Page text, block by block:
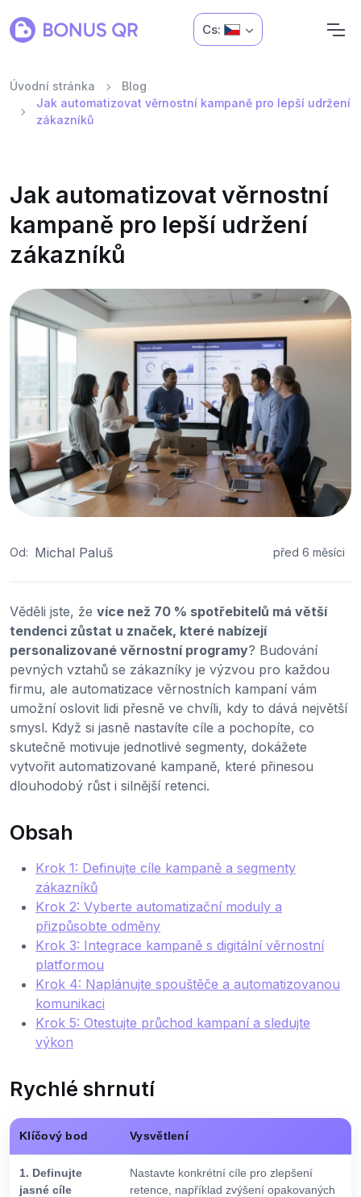
Cs:
Úvodní stránka
Blog
Jak automatizovat věrnostní kampaně pro lepší udržení
zákazníků
Jak automatizovat věrnostní
kampaně pro lepší udržení
zákazníků
Od: Michal Paluš před 6 měsíci
Věděli jste, že více než 70 % spotřebitelů má větší
tendenci zůstat u značek, které nabízejí
personalizované věrnostní programy? Budování
pevných vztahů se zákazníky je výzvou pro každou
firmu, ale automatizace věrnostních kampaní vám
umožní oslovit lidi přesně ve chvíli, kdy to dává největší
smysl. Když si jasně nastavíte cíle a pochopíte, co
skutečně motivuje jednotlivé segmenty, dokážete
vytvořit automatizované kampaně, které přinesou
dlouhodobý růst i silnější retenci.
Obsah
Krok 1: Definujte cíle kampaně a segmenty
zákazníků
Krok 2: Vyberte automatizační moduly a
přizpůsobte odměny
Krok 3: Integrace kampaně s digitální věrnostní
platformou
Krok 4: Naplánujte spouštěče a automatizovanou
komunikaci
Krok 5: Otestujte průchod kampaní a sledujte
výkon
Rychlé shrnutí
Klíčový bod Vysvětlení
1. Definujte
jasné cíle
Nastavte konkrétní cíle pro zlepšení
retence, například zvýšení opakovaných